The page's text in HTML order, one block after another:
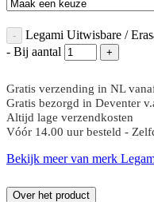
-
Legami Uitwisbare /
- Bij aantal
+
Gratis verzending in NL
Gratis bezorgd in Deventer
Altijd lage verzendkosten
Vóór 14.00 uur besteld -
Bekijk meer van merk
Over het product